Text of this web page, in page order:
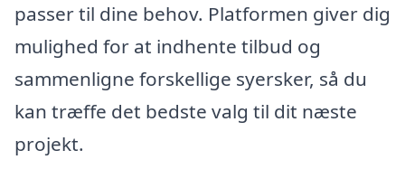
passer til dine behov. Platformen giver dig
mulighed for at indhente tilbud og
sammenligne forskellige syersker, så du
kan træffe det bedste valg til dit næste
projekt.